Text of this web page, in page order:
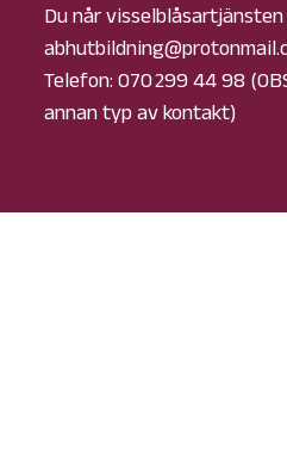
Du når visselblåsartjänsten
Telefon: 070 299 44 98
annan typ av kontakt)